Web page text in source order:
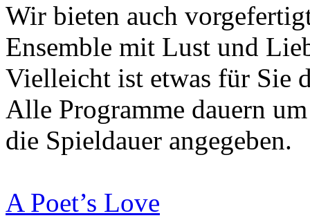
Wir bieten auch
Ensemble mit Lust und
Vielleicht ist etwas für Sie
Alle Programme dauern
die Spieldauer angegeben.
A Poet’s Love